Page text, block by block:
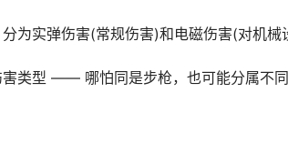
为实弹伤害(常规伤害)和电磁伤害(对机械
类型 —— 哪怕同是步枪，也可能分属不